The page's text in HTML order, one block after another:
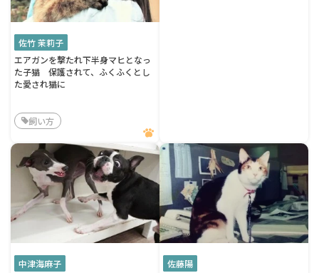
佐竹 茉莉子
エアガンを撃たれ下半身マヒとなっ
た子猫 保護されて、ふくふくとし
た愛され猫に
飼い方
中津海麻子
佐藤陽